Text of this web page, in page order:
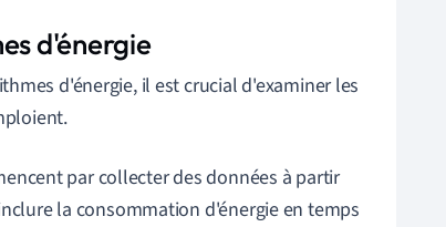
d'énergie
d'énergie, il est crucial d'examiner les
par collecter des données à partir
la consommation d'énergie en temps